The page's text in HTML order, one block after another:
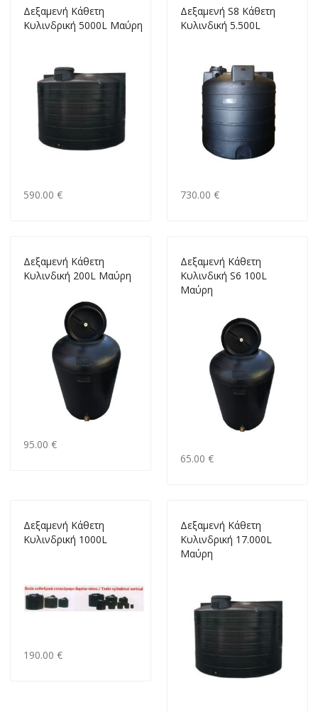
Δεξαμενή Kάθετη
Κυλινδρική 5000L Μαύρη
590.00 €
Δεξαμενή S8 Κάθετη
Κυλινδική 5.500L
730.00 €
Δεξαμενή Κάθετη
Κυλινδική 200L Μαύρη
95.00 €
Δεξαμενή Κάθετη
Κυλινδική S6 100L
Μαύρη
65.00 €
Δεξαμενή Κάθετη
Κυλινδρική 1000L
190.00 €
Δεξαμενή Κάθετη
Κυλινδρική 17.000L
Μαύρη